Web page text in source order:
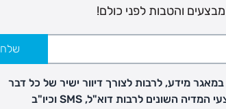
והטבות לפני כולם!
שלח
מידע, לרבות לצורך דיוור ישיר של כל דבר